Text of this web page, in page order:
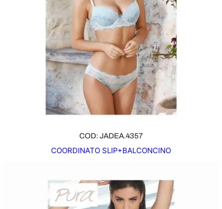
COD: JADEA.4357
COORDINATO SLIP+BALCONCINO